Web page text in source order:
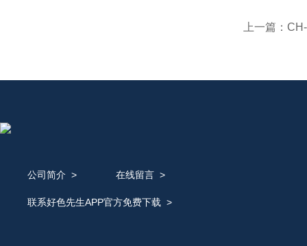
上一篇：
公司简介 > 在线留言>
联系好色先生APP官方免费下载 >